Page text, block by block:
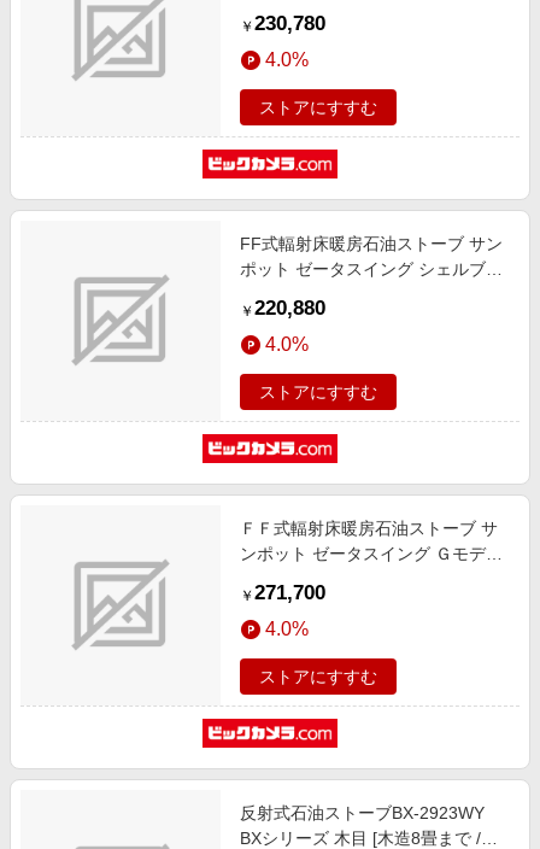
/コンクリート29畳まで]
￥ 230,780
4.0%
ストアにすすむ
FF式輻射床暖房石油ストーブ サン
ポット ゼータスイング シェルブロ
コンクリート29畳まで]
￥ 220,880
4.0%
ストアにすすむ
ＦＦ式輻射床暖房石油ストーブ サ
ンポット ゼータスイング Ｇモデル
畳まで /コンクリート29畳まで]
￥ 271,700
4.0%
ストアにすすむ
反射式石油ストーブBX-2923WY
BXシリーズ 木目 [木造8畳まで /コ